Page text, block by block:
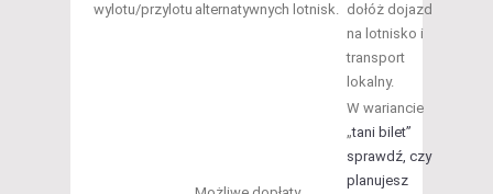
wylotu/przylotu alternatywnych lotnisk.
dołóż dojazd
na lotnisko i
transport
lokalny.
W wariancie
„tani bilet”
sprawdź, czy
planujesz